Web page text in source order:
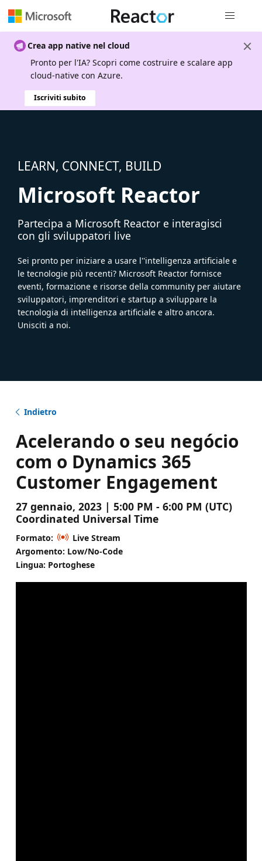
Crea app native nel cloud
Pronto per l'IA? Scopri come costruire e scalare app
cloud-native con Azure.
Iscriviti subito
LEARN, CONNECT, BUILD
Microsoft Reactor
Partecipa a Microsoft Reactor e interagisci
con gli sviluppatori live
Sei pronto per iniziare a usare l''intelligenza artificiale e
le tecnologie più recenti? Microsoft Reactor fornisce
eventi, formazione e risorse della community per aiutare
sviluppatori, imprenditori e startup a sviluppare la
tecnologia di intelligenza artificiale e altro ancora.
Unisciti a noi.
Indietro
Acelerando o seu negócio
com o Dynamics 365
Customer Engagement
27 gennaio, 2023 | 5:00 PM - 6:00 PM (UTC)
Coordinated Universal Time
Formato:
Live Stream
Argomento: Low/No-Code
Lingua: Portoghese